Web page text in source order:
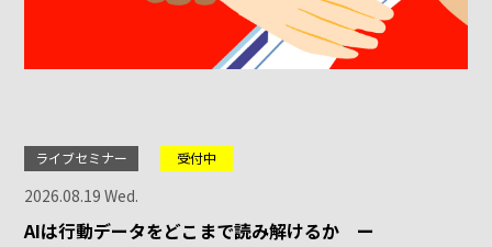
ライブセミナー 受付中
2026.08.19 Wed.
AIは行動データをどこまで読み解けるか ー